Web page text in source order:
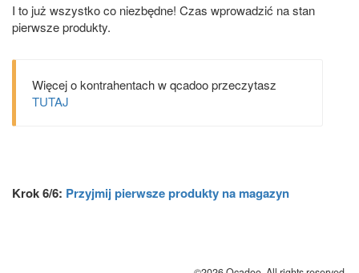
I to już wszystko co niezbędne! Czas wprowadzić na stan
pierwsze produkty.
Więcej o kontrahentach w qcadoo przeczytasz
TUTAJ
Krok 6/6: Przyjmij pierwsze produkty na magazyn